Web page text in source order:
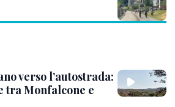
verso l’autostrada:
tra Monfalcone e